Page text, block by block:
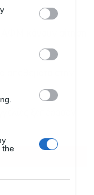
the
ΑΦΜ κάνουν αίτηση
αποθέματα στην
ξεπέρασαν